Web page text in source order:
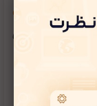
نرم افزار ای پلن
در مدارهای